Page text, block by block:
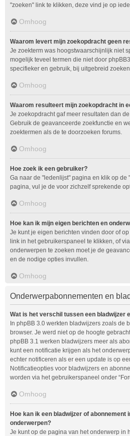
"zoeken" link te klikken, deze vind je op
Omhoog
Waarom levert mijn zoekopdracht geen
Je zoekterm was hoogstwaarschijnlijk niet
mogelijk teveel termen die niet door
specifieker en gebruik, bij uitgebreid
Omhoog
Waarom resulteert mijn zoekopdracht in
Je zoekopdracht gaf meer resultaten dan
Gebruik de geavanceerde zoekfunctie en
zoektermen als de te doorzoeken forums.
Omhoog
Hoe zoek ik een gebruiker?
Ga naar de "ledenlijst" pagina en klik op de
pagina, vul je de voor zichzelf sprekende
Omhoog
Hoe kan ik mijn eigen berichten en
Je kunt je eigen berichten vinden door of
link in het gebruikerspaneel te klikken, of
onderwerpen te zoeken moet je de
en de nodige opties invullen.
Omhoog
Onderwerpabonnementen en
Wat is het verschil tussen een bladwijzer
In phpBB 3.0 werkten bladwijzers zoals de
browser. Je werd niet op de hoogte
phpBB 3.1 werken bladwijzers meer als
kunt een notificatie krijgen als het
echter notificeren als er een update is op
Notificatieopties voor bladwijzers en
worden via het gebruikerspaneel onder
Omhoog
Hoe kan ik een bladwijzer of abonnement
onderwerpen?
Je kunt op de pagina van het onderwerp in